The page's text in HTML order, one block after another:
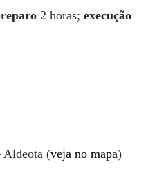
2 horas; execução
Aldeota (veja no mapa)